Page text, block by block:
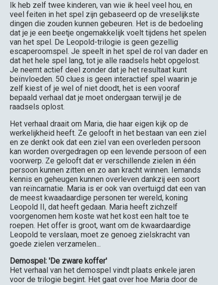
Ik heb zelf twee kinderen, van wie ik heel veel hou, en
veel feiten in het spel zijn gebaseerd op de vreselijkste
dingen die zouden kunnen gebeuren. Het is de bedoeling
dat je je een beetje ongemakkelijk voelt tijdens het spelen
van het spel. De Leopold-trilogie is geen gezellig
escaperoomspel. Je speelt in het spel de rol van dader en
dat het hele spel lang, tot je alle raadsels hebt opgelost.
Je neemt actief deel zonder dat je het resultaat kunt
beïnvloeden. 50 clues is geen interactief spel waarin je
zelf kiest of je wel of niet doodt, het is een vooraf
bepaald verhaal dat je moet ondergaan terwijl je de
raadsels oplost.
Het verhaal draait om Maria, die haar eigen kijk op de
werkelijkheid heeft. Ze gelooft in het bestaan van een ziel
en ze denkt ook dat een ziel van een overleden persoon
kan worden overgedragen op een levende persoon of een
voorwerp. Ze gelooft dat er verschillende zielen in één
persoon kunnen zitten en zo aan kracht winnen. Iemands
kennis en geheugen kunnen overleven dankzij een soort
van reïncarnatie. Maria is er ook van overtuigd dat een van
de meest kwaadaardige personen ter wereld, koning
Leopold II, dat heeft gedaan. Maria heeft zichzelf
voorgenomen hem koste wat het kost een halt toe te
roepen. Het offer is groot, want om de kwaardaardige
Leopold te verslaan, moet ze genoeg zielskracht van
goede zielen verzamelen...
Demospel: 'De zware koffer'
Het verhaal van het demospel vindt plaats enkele jaren
voor de trilogie begint. Het gaat over hoe Maria door de